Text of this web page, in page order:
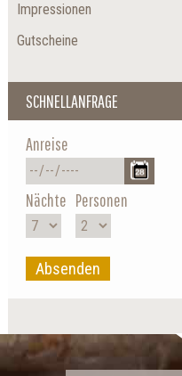
Impressionen
Gutscheine
SCHNELLANFRAGE
Anreise
Nächte Personen
Absenden